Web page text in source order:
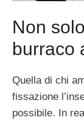
Non
burraco
Quella di chi
fissazione
possibile. In